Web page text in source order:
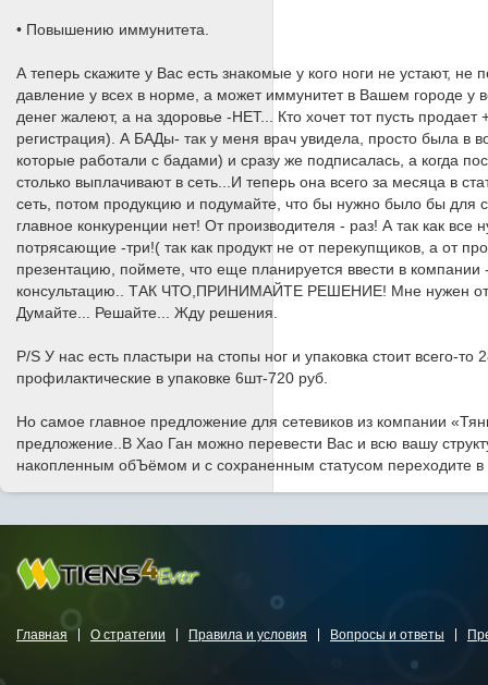
• Повышению иммунитета.
А теперь скажите у Вас есть знакомые у кого ноги не устают,
давление у всех в норме, а может иммунитет в Вашем городе у
денег жалеют, а на здоровье -НЕТ... Кто хочет тот пусть
регистрация). А БАДы- так у меня врач увидела, просто была в
которые работали с бадами) и сразу же подписалась, а когда
столько выплачивают в сеть...И теперь она всего за месяца в
сеть, потом продукцию и подумайте, что бы нужно было бы для
главное конкуренции нет! От производителя - раз! А так как
потрясающие -три!( так как продукт не от перекупщиков, а от
презентацию, поймете, что еще планируется ввести в
консультацию.. ТАК ЧТО,ПРИНИМАЙТЕ РЕШЕНИЕ! Мне нужен
Думайте... Решайте... Жду решения.
P/S У нас есть пластыри на стопы ног и упаковка стоит всего-
профилактические в упаковке 6шт-720 руб.
Но самое главное предложение для сетевиков из компании
предложение..В Хао Ган можно перевести Вас и всю вашу
накопленным обЪёмом и с сохраненным статусом переходите
Главная О стратегии Правила и условия Вопросы и ответы